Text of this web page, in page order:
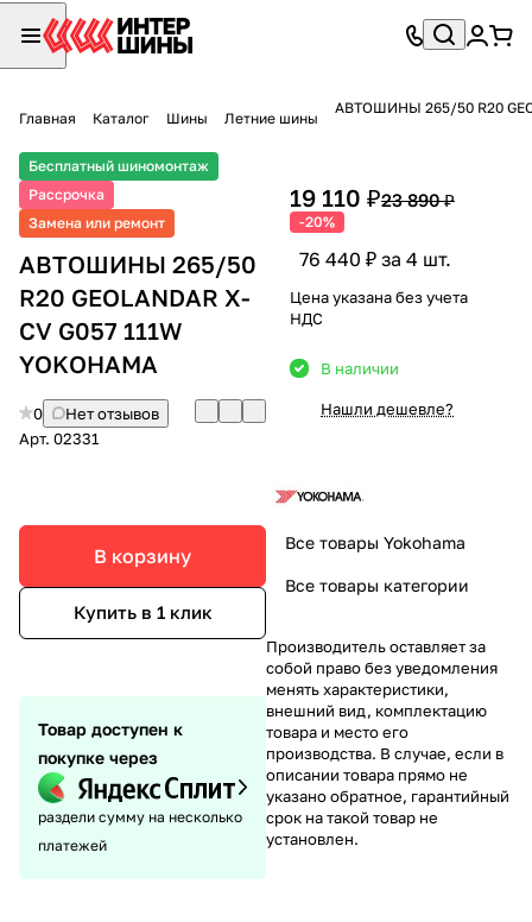
Главная Каталог Шины Летние шины
АВТОШИНЫ 265/50 R20
Бесплатный шиномонтаж
Рассрочка
Замена или ремонт
АВТОШИНЫ 265/50
R20 GEOLANDAR X-
CV G057 111W
YOKOHAMA
0
Нет отзывов
Арт. 02331
В корзину
Купить в 1 клик
Товар доступен к
покупке через
раздели сумму на несколько
платежей
19 110 ₽23 890 ₽
-20%
76 440 ₽ за 4 шт.
Цена указана без учета
НДС
В наличии
Нашли дешевле?
Все товары Yokohama
Все товары категории
Производитель оставляет за
собой право без уведомления
менять характеристики,
внешний вид, комплектацию
товара и место его
производства. В случае, если в
описании товара прямо не
указано обратное, гарантийный
срок на такой товар не
установлен.